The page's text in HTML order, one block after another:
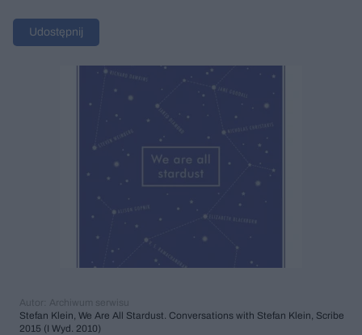
Udostępnij
Autor: Archiwum serwisu
Stefan Klein, We Are All Stardust. Conversations with Stefan Klein, Scribe
2015 (I Wyd. 2010)